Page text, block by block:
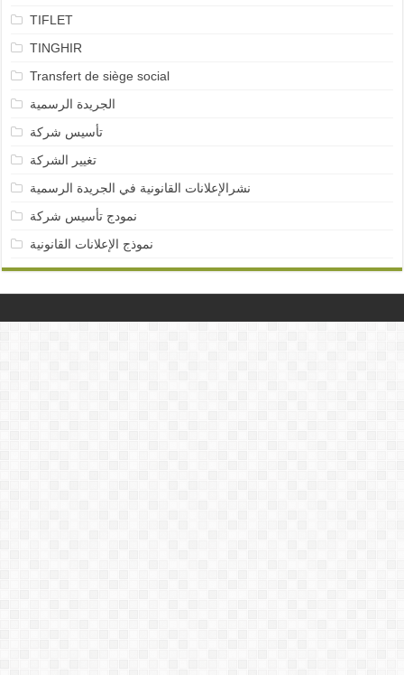
TIFLET
TINGHIR
Transfert de siège social
الجريدة الرسمية
تأسيس شركة
تغيير الشركة
نشرالإعلانات القانونية في الجريدة الرسمية
نمودج تأسيس شركة
نموذج الإعلانات القانونية